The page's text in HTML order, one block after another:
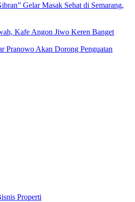
Gelar Masak Sehat di Semarang,
Kafe Angon Jiwo Keren Banget
Pranowo Akan Dorong Penguatan
Properti